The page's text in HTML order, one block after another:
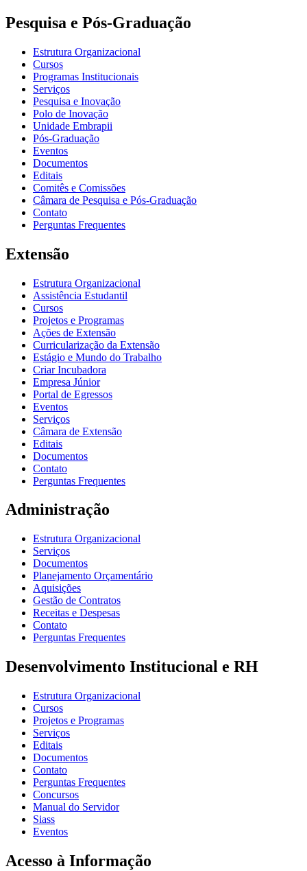
Pesquisa e Pós-Graduação
Estrutura Organizacional
Cursos
Programas Institucionais
Serviços
Pesquisa e Inovação
Polo de Inovação
Unidade Embrapii
Pós-Graduação
Eventos
Documentos
Editais
Comitês e Comissões
Câmara de Pesquisa e Pós-Graduação
Contato
Perguntas Frequentes
Extensão
Estrutura Organizacional
Assistência Estudantil
Cursos
Projetos e Programas
Ações de Extensão
Curricularização da Extensão
Estágio e Mundo do Trabalho
Criar Incubadora
Empresa Júnior
Portal de Egressos
Eventos
Serviços
Câmara de Extensão
Editais
Documentos
Contato
Perguntas Frequentes
Administração
Estrutura Organizacional
Serviços
Documentos
Planejamento Orçamentário
Aquisições
Gestão de Contratos
Receitas e Despesas
Contato
Perguntas Frequentes
Desenvolvimento Institucional e RH
Estrutura Organizacional
Cursos
Projetos e Programas
Serviços
Editais
Documentos
Contato
Perguntas Frequentes
Concursos
Manual do Servidor
Siass
Eventos
Acesso à Informação